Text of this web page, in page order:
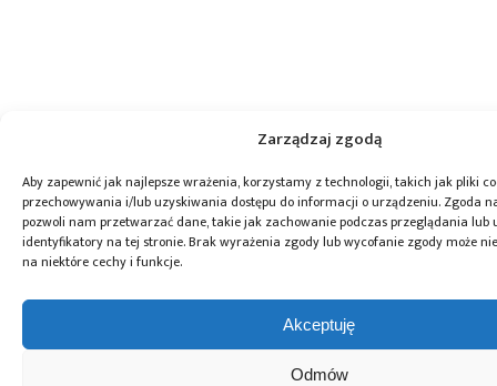
Zarządzaj zgodą
Aby zapewnić jak najlepsze wrażenia, korzystamy z technologii, takich jak pliki
przechowywania i/lub uzyskiwania dostępu do informacji o urządzeniu. Zgoda
pozwoli nam przetwarzać dane, takie jak zachowanie podczas przeglądania lub
identyfikatory na tej stronie. Brak wyrażenia zgody lub wycofanie zgody może
na niektóre cechy i funkcje.
Akceptuję
Odmów